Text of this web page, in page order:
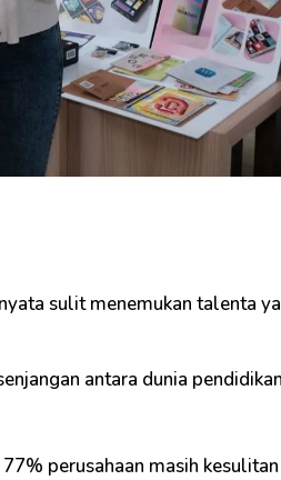
sulit menemukan talenta
antara dunia
perusahaan masih kesulitan